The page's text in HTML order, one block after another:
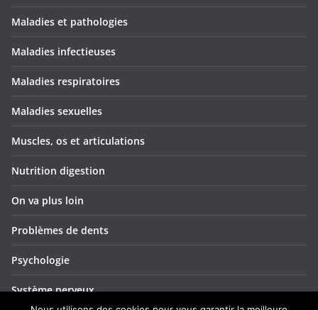
Maladies et pathologies
Maladies infectieuses
Maladies respiratoires
Maladies sexuelles
Muscles, os et articulations
Nutrition digestion
On va plus loin
Problèmes de dents
Psychologie
Système nerveux